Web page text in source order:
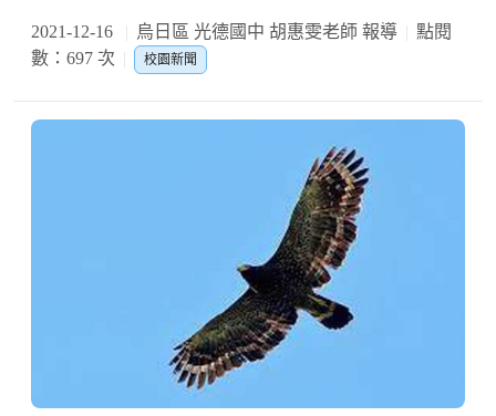
2021-12-16 烏日區 光德國中 胡惠雯老師 報導
點閱
數：697 次
校園新聞